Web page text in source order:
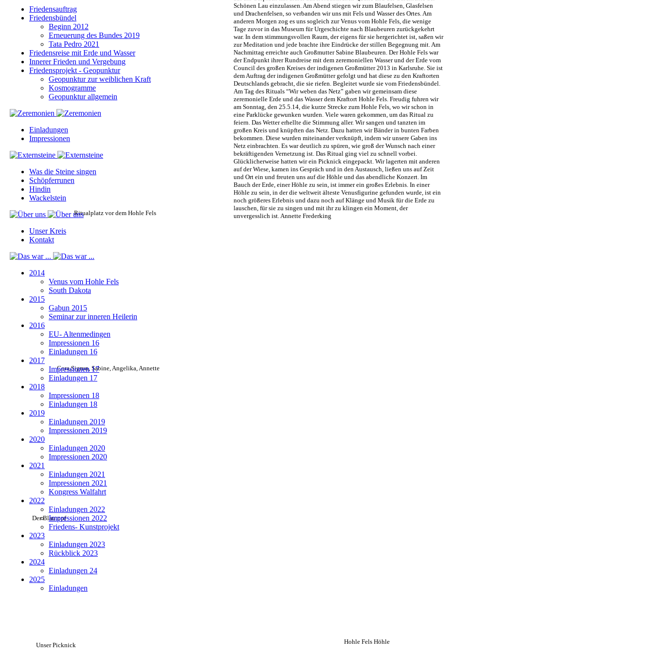
Schönen Lau einzulassen.AmAbend stiegen wir zum Blaufelsen, Glasfelsen
und Drachenfelsen, so verbanden wir uns mit Fels und Wasser des Ortes.Am
anderen Morgen zog es uns sogleich zur Venus vom Hohle Fels, die wenige
Tage zuvor in das Museum fürUrgeschichte nach Blaubeuren zurückgekehrt
war. In dem stimmungsvollen Raum, der eigens für sie hergerichtet ist, saßen wir
zur Meditation und jede brachte ihre Eindrücke der stillen Begegnung mit.Am
Nachmittag erreichte auch Großmutter Sabine Blaubeuren. Der Hohle Fels war
der Endpunkt ihrerRundreise mit dem zeremoniellen Wasser und der Erde vom
Council des großen Kreises der indigenen Großmütter 2013 in Karlsruhe. Sie ist
demAuftrag der indigenen Großmüttergefolgt und hat diese zu den Kraftorten
Deutschlands gebracht, die sie riefen. Begleitet wurde sie vom Friedensbündel.
Am Tag des Rituals “Wir weben das Netz” gaben wir gemeinsam diese
zeremonielle Erde und das Wasser dem Kraftort Hohle Fels. Freudig fuhren wir
am Sonntag, den 25.5.14, die kurze Strecke zum Hohle Fels, wo wir schon in
eine Parklücke gewunken wurden. Viele waren gekommen, um das Ritual zu
feiern. Das Wetter erhellte die Stimmung aller. Wirsangen und tanzten im
großen Kreis und knüpften das Netz. Dazu hatten wir Bänder in bunten Farben
bekommen. Diese wurden miteinander verknüpft, indem wir unsere Gaben ins
Netz einbrachten. Es war deutlich zu spüren, wie groß derWunsch nach einer
bekräftigenden Vernetzung ist. Das Ritual ging viel zu schnell vorbei.
Glücklicherweise hatten wir ein Picknick eingepackt. Wir lagerten mit anderen
auf der Wiese, kamen ins Gespräch und in denAustausch, ließen uns auf Zeit
und Ort ein und freuten uns auf die Höhle und das abendliche Konzert. Im
Bauch der Erde, einer Höhle zu sein, ist immer ein großes Erlebnis. In einer
Höhle zu sein, in der die weltweit älteste Venusfigurine gefunden wurde, ist ein
noch größeres Erlebnis und dazu noch auf Klänge und Musik für die Erde zu
lauschen, für sie zu singen und mit ihr zu klingen ein Moment, der
unvergesslich ist.Annette Frederking
Cora,Sigrun, Sabine, Angelika, Annette
Der Blautopf
Unser Picknick Hohle Fels Höhle
Ritualplatz vor dem Hohle Fels
Friedensauftrag
Friedensbündel
Beginn 2012
Erneuerung des Bundes 2019
Tata Pedro 2021
Friedensreise mit Erde und Wasser
Innerer Frieden und Vergebung
Friedensprojekt - Geopunktur
Geopunktur zur weiblichen Kraft
Kosmogramme
Geopunktur allgemein
Einladungen
Impressionen
Was die Steine singen
Schöpferrunen
Hindin
Wackelstein
Unser Kreis
Kontakt
2014
Venus vom Hohle Fels
South Dakota
2015
Gabun 2015
Seminar zur inneren Heilerin
2016
EU- Altenmedingen
Impressionen 16
Einladungen 16
2017
Impressionen 17
Einladungen 17
2018
Impressionen 18
Einladungen 18
2019
Einladungen 2019
Impressionen 2019
2020
Einladungen 2020
Impressionen 2020
2021
Einladungen 2021
Impressionen 2021
Kongress Walfahrt
2022
Einladungen 2022
Impressionen 2022
Friedens- Kunstprojekt
2023
Einladungen 2023
Rückblick 2023
2024
Einladungen 24
2025
Einladungen